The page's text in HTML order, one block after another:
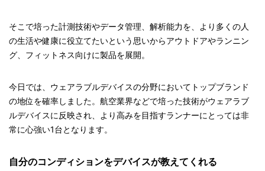
そこで培った計測技術やデータ管理、解析能力を、より多くの人
の生活や健康に役立てたいという思いからアウトドアやランニン
グ、フィットネス向けに製品を展開。
今日では、ウェアラブルデバイスの分野においてトップブランド
の地位を確率しました。航空業界などで培った技術がウェアラブ
ルデバイスに反映され、より高みを目指すランナーにとっては非
常に心強い1台となります。
自分のコンディションをデバイスが教えてくれる